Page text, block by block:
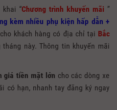
“Chương trình khuyến mãi ”
kèm nhiều phụ kiện hấp dẫn +
khách hàng có địa chỉ tại Bắc
tháng này. Thông tin khuyến mãi
giá tiền mặt lớn cho các dòng xe
có hạn, nhanh tay đăng ký ngay